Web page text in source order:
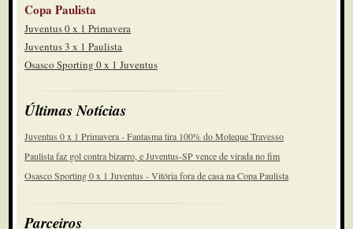
Copa Paulista
Juventus 0 x 1 Primavera
Juventus 3 x 1 Paulista
Osasco Sporting 0 x 1 Juventus
Últimas Notícias
Juventus 0 x 1 Primavera - Fantasma tira 100% do Moleque Travesso
Paulista faz gol contra bizarro, e Juventus-SP vence de virada no fim
Osasco Sporting 0 x 1 Juventus - Vitória fora de casa na Copa Paulista
Parceiros